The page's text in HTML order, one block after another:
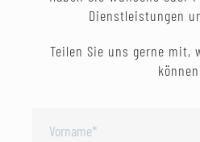
Dienstleistungen
Teilen Sie uns gerne mit,